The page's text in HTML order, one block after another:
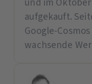
und im Oktober
aufgekauft.
Google-
wachsende